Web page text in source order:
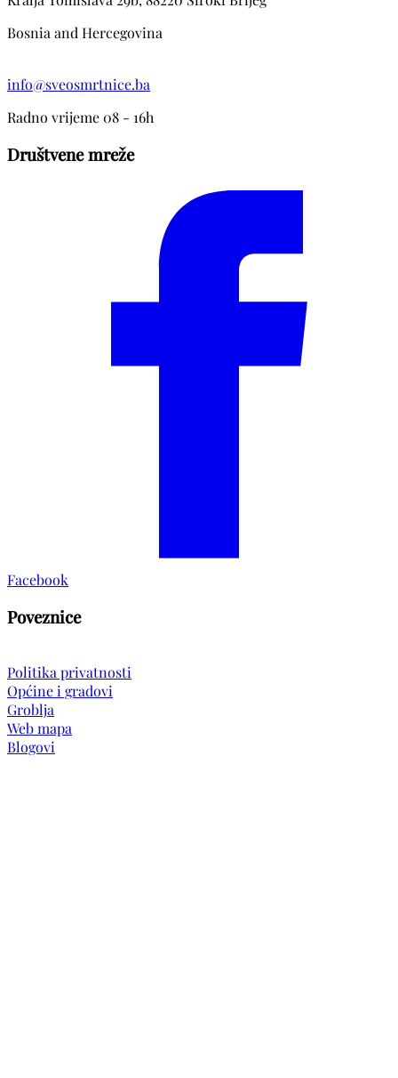
Bosnia and Hercegovina
info@sveosmrtnice.ba
Radno vrijeme 08 - 16h
Društvene mreže
Facebook
Poveznice
Politika privatnosti
Općine i gradovi
Groblja
Web mapa
Blogovi